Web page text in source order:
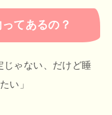
てあるの？
じゃない、だけど睡
い」